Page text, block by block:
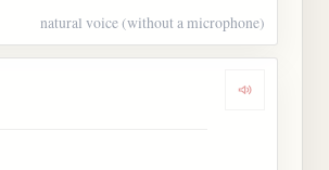
natural voice (without a microphone)
Dengarkan